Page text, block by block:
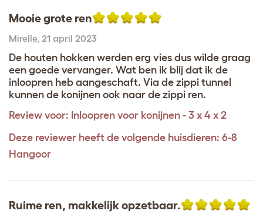
Mooie grote ren
Mirelle, 21 april 2023
De houten hokken werden erg vies dus wilde graag
een goede vervanger. Wat ben ik blij dat ik de
inloopren heb aangeschaft. Via de zippi tunnel
kunnen de konijnen ook naar de zippi ren.
Review voor: Inloopren voor konijnen - 3 x 4 x 2
Deze reviewer heeft de volgende huisdieren: 6-8
Hangoor
Ruime ren, makkelijk opzetbaar.